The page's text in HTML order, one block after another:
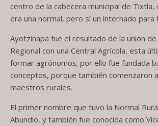
centro de la cabecera municipal de Tixtla,
era una normal, pero sí un internado
Ayotzinapa fue el resultado de la unión de
Regional con una Central Agrícola, esta
formar agrónomos; por ello fue fundada
conceptos, porque también comenzaron
maestros rurales.
El primer nombre que tuvo la Normal
Abundio, y también fue conocida como